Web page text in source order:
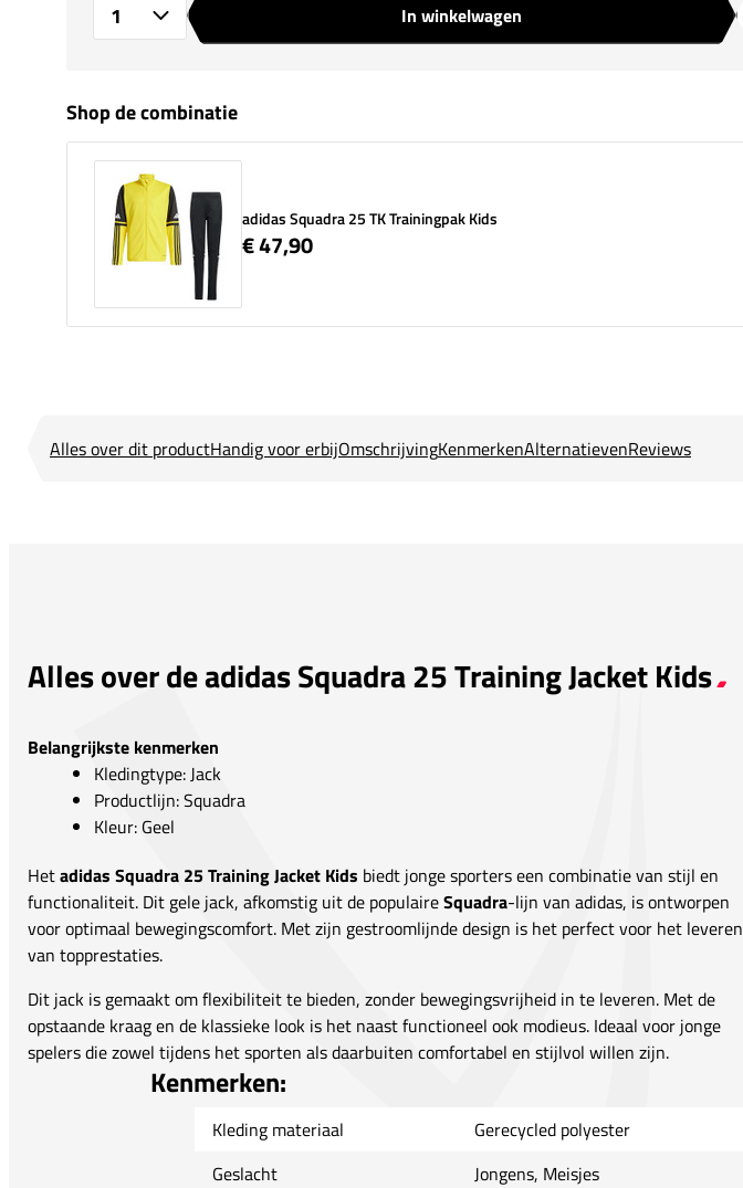
In winkelwagen
Shop de combinatie
adidas Squadra 25 TK Trainingpak Kids
€ 47,90
Alles over dit productHandig voor erbijOmschrijvingKenmerkenAlternatievenReviews
Alles over de adidas Squadra 25 Training Jacket Kids
Belangrijkste kenmerken
Kledingtype: Jack
Productlijn: Squadra
Kleur: Geel
Hetadidas Squadra 25 Training Jacket Kids biedt jonge sporters een combinatie van stijl en
functionaliteit. Dit gele jack, afkomstig uit de populaireSquadra-lijn van adidas, is ontworpen
voor optimaal bewegingscomfort. Met zijn gestroomlijnde design is het perfect voor het leveren
van topprestaties.
Dit jack is gemaakt om flexibiliteit te bieden, zonder bewegingsvrijheid in te leveren. Met de
opstaande kraag en de klassieke look is het naast functioneel ook modieus. Ideaal voor jonge
spelers die zowel tijdens het sporten als daarbuiten comfortabel en stijlvol willen zijn.
Kenmerken:
Kleding materiaal
Gerecycled polyester
Geslacht
Jongens, Meisjes